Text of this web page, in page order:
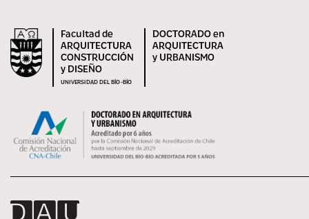
Facultad de
ARQUITECTURA
CONSTRUCCIÓN
y DISEÑO
UNIVERSIDAD DEL BÍO-BÍO
DOCTORADO en
ARQUITECTURA
y URBANISMO